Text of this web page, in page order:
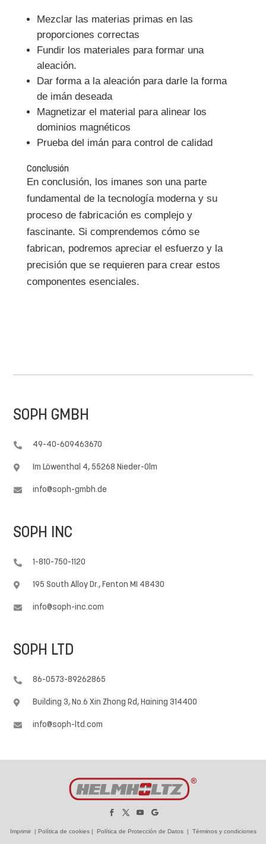
Mezclar las materias primas en las
proporciones correctas
Fundir los materiales para formar una
aleación.
Dar forma a la aleación para darle la forma
de imán deseada
Magnetizar el material para alinear los
dominios magnéticos
Prueba del imán para control de calidad
Conclusión
En conclusión, los imanes son una parte
fundamental de la tecnología moderna y su
proceso de fabricación es complejo y
fascinante. Si comprendemos cómo se
fabrican, podremos apreciar el esfuerzo y la
precisión que se requieren para crear estos
componentes esenciales.
SOPH GMBH
 49-40-609463670
 Im Löwenthal 4, 55268 Nieder-Olm
 info@soph-gmbh.de
SOPH INC
 1-810-750-1120
 195 South Alloy Dr., Fenton MI 48430
 info@soph-inc.com
SOPH LTD
 86-0573-89262865
 Building 3, No.6 Xin Zhong Rd, Haining 314400
 info@soph-ltd.com
Imprimir| Política de cookies| Política de Protección de Datos| Términos y condiciones